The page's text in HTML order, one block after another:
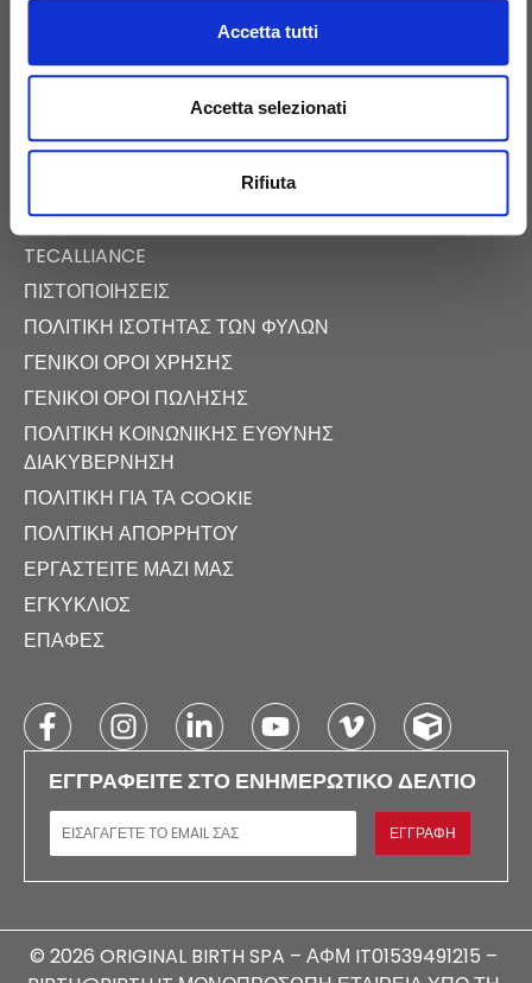
Accetta tutti
Accetta selezionati
Rifiuta
ΨΗΦΙΑΚΌΣ ΚΑΤΆΛΟΓΟΣ
ΕΚΔΗΛΏΣΕΙΣ
ΑΊΘΟΥΣΑ ΤΎΠΟΥ
TECALLIANCE
ΠΙΣΤΟΠΟΙΉΣΕΙΣ
ΠΟΛΙΤΙΚΉ ΙΣΌΤΗΤΑΣ ΤΩΝ ΦΎΛΩΝ
ΓΕΝΙΚΟΊ ΌΡΟΙ ΧΡΉΣΗΣ
ΓΕΝΙΚΟΊ ΌΡΟΙ ΠΏΛΗΣΗΣ
ΠΟΛΙΤΙΚΉ ΚΟΙΝΩΝΙΚΉΣ ΕΥΘΎΝΗΣ
ΔΙΑΚΥΒΈΡΝΗΣΗ
ΠΟΛΙΤΙΚΉ ΓΙΑ ΤΑ COOKIE
ΠΟΛΙΤΙΚΉ ΑΠΟΡΡΉΤΟΥ
ΕΡΓΑΣΤΕΊΤΕ ΜΑΖΊ ΜΑΣ
ΕΓΚΎΚΛΙΟΣ
ΕΠΑΦΈΣ
ΕΓΓΡΑΦΕΊΤΕ ΣΤΟ ΕΝΗΜΕΡΩΤΙΚΌ ΔΕΛΤΊΟ
E-MAIL
ΕΓΓΡΑΦΉ
© 2026 ORIGINAL BIRTH SPA – ΑΦΜ IT01539491215 –